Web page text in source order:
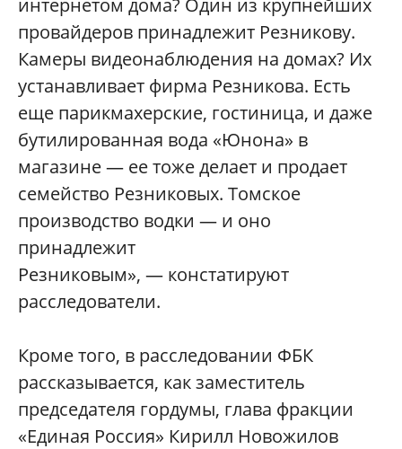
интернетом дома? Один из крупнейших
провайдеров принадлежит Резникову.
Камеры видеонаблюдения на домах? Их
устанавливает фирма Резникова. Есть
еще парикмахерские, гостиница, и даже
бутилированная вода «Юнона» в
магазине — ее тоже делает и продает
семейство Резниковых. Томское
производство водки — и оно
принадлежит
Резниковым», — констатируют
расследователи.
Кроме того, в расследовании ФБК
рассказывается, как заместитель
председателя гордумы, глава фракции
«Единая Россия» Кирилл Новожилов